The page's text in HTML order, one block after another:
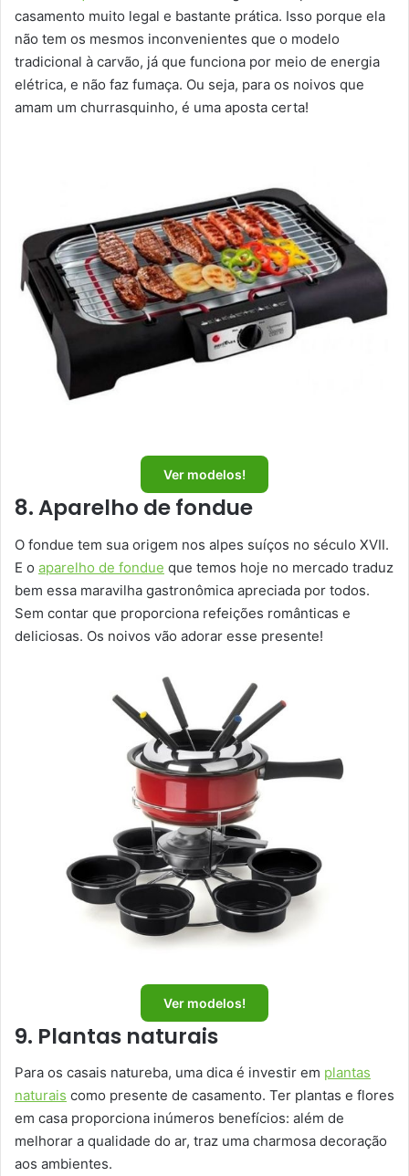
casamento muito legal e bastante prática. Isso porque ela
não tem os mesmos inconvenientes que o modelo
tradicional à carvão, já que funciona por meio de energia
elétrica, e não faz fumaça. Ou seja, para os noivos que
amam um churrasquinho, é uma aposta certa!
Ver modelos!
8. Aparelho de fondue
O fondue tem sua origem nos alpes suíços no século XVII.
E o aparelho de fondue que temos hoje no mercado traduz
bem essa maravilha gastronômica apreciada por todos.
Sem contar que proporciona refeições românticas e
deliciosas. Os noivos vão adorar esse presente!
Ver modelos!
9. Plantas naturais
Para os casais natureba, uma dica é investir em plantas
naturais como presente de casamento. Ter plantas e flores
em casa proporciona inúmeros benefícios: além de
melhorar a qualidade do ar, traz uma charmosa decoração
aos ambientes.